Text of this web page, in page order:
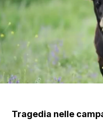
Tragedia nelle